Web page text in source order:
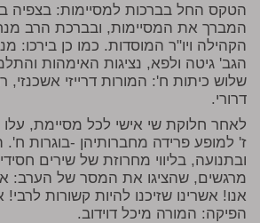
הטקס החל בברכות למסיימות: בצפיה
המברך את המסיימות, ובברכת הרב
הקהילה ויו"ר המוסדות. כמו כן בירכו:
הגב' גיטה ולפא, נציגות האימהות
שלוש כיתות ח': המורות דרייזי אשכנזי,
דרורי.
לאחר חלוקת שי אישי לכל מסיימת,
ז' למופע פרידה מחברותיהן -בוגרות ח'.
ובתנועה, בליווי מחרוזת של שירים
מרגשים, שהציגו את המסר של הערב:
אנו! אשרינו שזיכנו להיות קשורות
הפיקה: המורה מיכל דוידוב.